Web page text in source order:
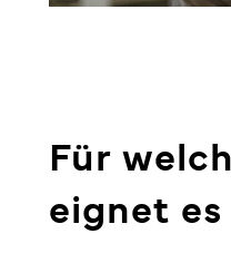
Für
eignet